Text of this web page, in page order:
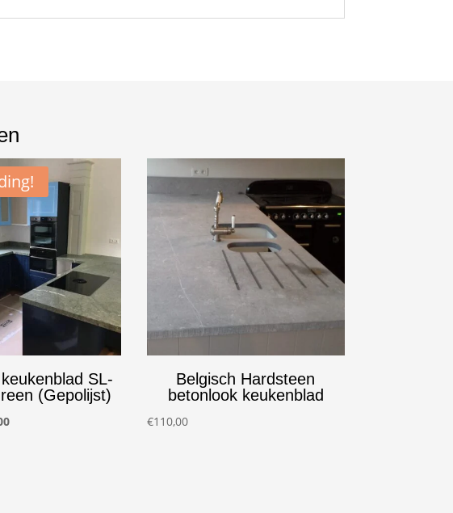
SL-
(Gepolijst)
Huidige
Belgisch Hardsteen
betonlook keukenblad
€110,00